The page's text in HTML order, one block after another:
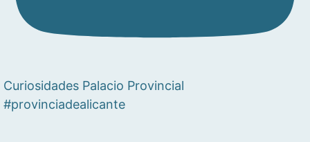
Curiosidades Palacio Provincial
#provinciadealicante